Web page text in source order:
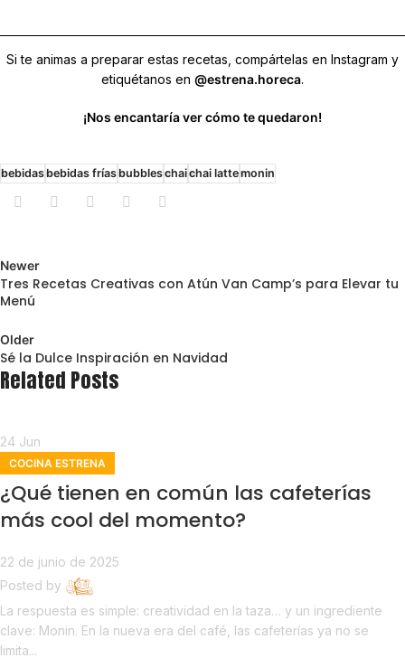
Si te animas a preparar estas recetas, compártelas en Instagram y
etiquétanos en @estrena.horeca.
¡Nos encantaría vercómo te quedaron!
bebidasbebidas fríasbubbleschaichai lattemonin
Newer
Tres Recetas Creativas con Atún Van Camp’s para Elevar tu
Menú
Older
Sé la Dulce Inspiración en Navidad
Related Posts
24 Jun
COCINA ESTRENA
¿Qué tienen en común las cafeterías
más cool del momento?
22 de junio de 2025
Posted by
La respuesta es simple: creatividad en la taza… y un ingrediente
clave: Monin. En la nueva era del café, las cafeterías ya no se
limita...